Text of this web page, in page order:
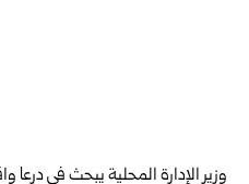
وزير الإدارة المحلية يبحث في درعا